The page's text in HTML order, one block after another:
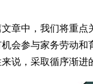
章中，我们将重点
机会参与家务劳动
来说，采取循序渐进